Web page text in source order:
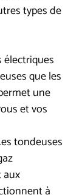
types de
électriques
que les
une
et vos
tondeuses
aux
à